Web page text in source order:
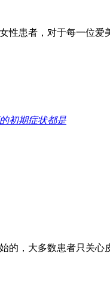
性患者，对于每一位爱
初期症状都是
的，大多数患者只关心